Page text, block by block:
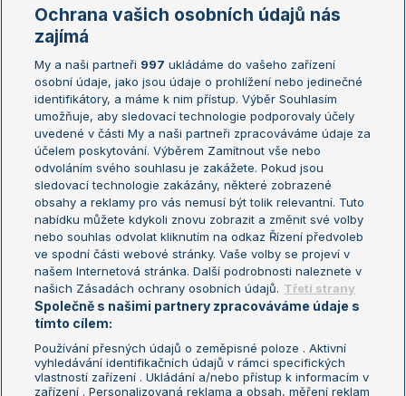
Žebříčky
Žebříček ATP (muži)
Žebříček WTA (ženy)
Sázkařský žebříček
Australian Open
French Open
Wimbledon
US Open
Turnaj mistrů
Turnaj mistryň
Aktualní trendy
Fotbalové přestupy
Livesport Daily
LS Prague Open
Podmínky užití
Nastavení soukromí
Ochrana vašich osobních údajů nás
zajímá
My a naši partneři 997 ukládáme do vašeho zařízení
osobní údaje, jako jsou údaje o prohlížení nebo jedinečné
identifikátory, a máme k nim přístup. Výběr Souhlasím
umožňuje, aby sledovací technologie podporovaly účely
uvedené v části My a naši partneři zpracováváme údaje za
účelem poskytování. Výběrem Zamítnout vše nebo
odvoláním svého souhlasu je zakážete. Pokud jsou
sledovací technologie zakázány, některé zobrazené
obsahy a reklamy pro vás nemusí být tolik relevantní. Tuto
nabídku můžete kdykoli znovu zobrazit a změnit své volby
nebo souhlas odvolat kliknutím na odkaz Řízení předvoleb
ve spodní části webové stránky. Vaše volby se projeví v
našem Internetová stránka. Další podrobnosti naleznete v
našich Zásadách ochrany osobních údajů. Třetí strany
Společně s našimi partnery zpracováváme údaje s
tímto cílem:
Používání přesných údajů o zeměpisné poloze . Aktivní
vyhledávání identifikačních údajů v rámci specifických
vlastností zařízení . Ukládání a/nebo přístup k informacím v
zařízení . Personalizovaná reklama a obsah, měření reklam